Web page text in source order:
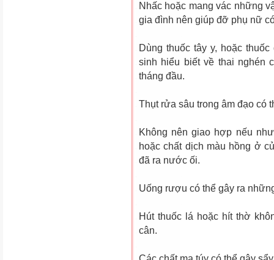
Nhấc hoặc mang vác những
gia đình nên giúp đỡ phụ nữ
Dùng thuốc tây y, hoặc
sinh hiểu biết về thai nghén
tháng đầu.
Thụt rửa sâu trong âm đạo có
Không nên giao hợp nếu
hoặc chất dịch màu hồng ở
đã ra nước ối.
Uống rượu có thể gây ra
Hút thuốc lá hoặc hít thờ
cân.